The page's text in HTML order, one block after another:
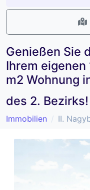
Genießen Sie
Ihrem eigenen
m2 Wohnung
des 2. Bezirks!
Immobilien
II.